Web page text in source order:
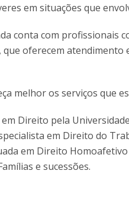
em situações que
conta com profissionais
oferecem atendimento
melhor os serviços que
Direito pela
em Direito do
em Direito
e sucessões.